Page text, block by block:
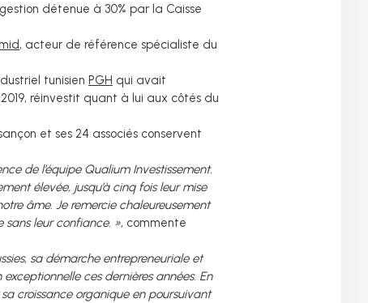
détenue à 30% par la Caisse
, acteur de référence spécialiste du
tunisien PGH qui avait
réinvestit quant à lui aux côtés du
et ses 24 associés conservent
de l’équipe Qualium Investissement.
élevée, jusqu’à cinq fois leur mise
âme. Je remercie chaleureusement
sans leur confiance. », commente
sa démarche entrepreneuriale et
ces dernières années. En
croissance organique en poursuivant